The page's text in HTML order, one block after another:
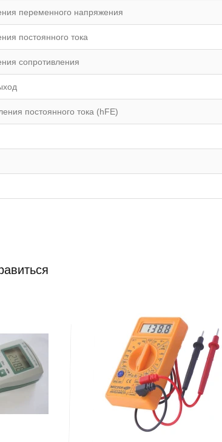
переменного напряжения
постоянного тока
сопротивления
постоянного тока (hFE)